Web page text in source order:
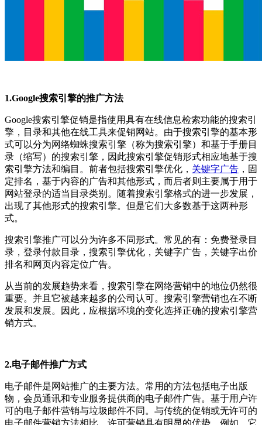
1.Google搜索引擎的推广方法
Google搜索引擎促销是指使用具有在线信息检索功能的搜索引
擎，目录和其他在线工具来促销网站。由于搜索引擎的基本形
式可以分为网络蜘蛛搜索引擎（称为搜索引擎）和基于手册目
录（缩写）的搜索引擎，因此搜索引擎促销形式相应地基于搜
索引擎方法和编目。前者包括搜索引擎优化， 关键字广告 ，固
定排名，基于内容的广告和其他形式，而后者则主要属于用于
网站登录的适当目录类别。随着搜索引擎格式的进一步发展，
出现了其他形式的搜索引擎。但是它们大多数基于这两种形
式。
搜索引擎推广可以分为许多不同形式。常见的有：免费登录目
录，登录付款目录，搜索引擎优化，关键字广告，关键字出价
排名和网页内容定位广告。
从当前的发展趋势来看，搜索引擎在网络营销中的地位仍然很
重要。并且它被越来越多的公司认可。搜索引擎营销也在不断
发展和发展。因此，应根据环境的变化选择正确的搜索引擎营
销方式。
2.电子邮件推广方式
电子邮件是网站推广的主要方法。常用的方法包括电子出版
物，会员通讯和专业服务提供商的电子邮件广告。基于用户许
可的电子邮件营销与垃圾邮件不同。与传统的促销或无许可的
电子邮件营销方法相比，许可营销具有明显的优势。例如，它